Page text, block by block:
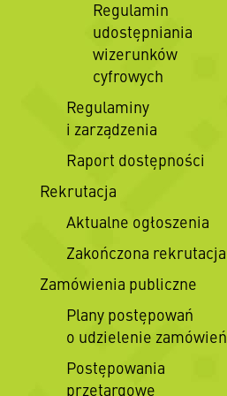
Regulamin
udostępniania
wizerunków
cyfrowych
Regulaminy
i zarządzenia
Raport dostępności
Rekrutacja
Aktualne ogłoszenia
Zakończona rekrutacja
Zamówienia publiczne
Plany postępowań
o udzielenie zamówień
Postępowania
przetargowe